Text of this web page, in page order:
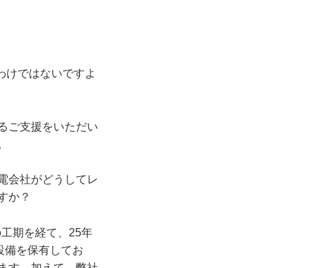
ではないですよ
ご支援をいただい
会社がどうしてレ
か？
期を経て、25年
備を保有してお